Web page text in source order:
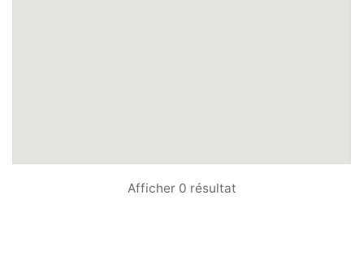
Afficher 0 résultat